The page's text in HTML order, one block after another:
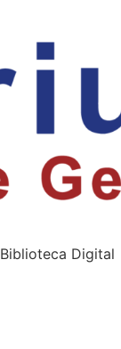
Biblioteca Digital